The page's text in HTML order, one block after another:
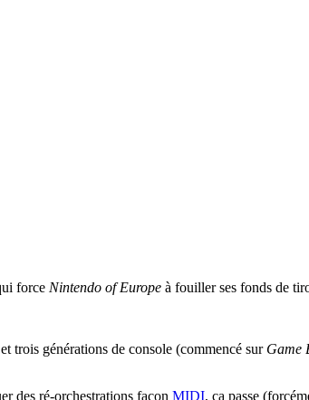
force Nintendo of Europe à fouiller ses fonds de
trois générations de console (commencé sur Game
des ré-orchestrations façon MIDI, ça passe